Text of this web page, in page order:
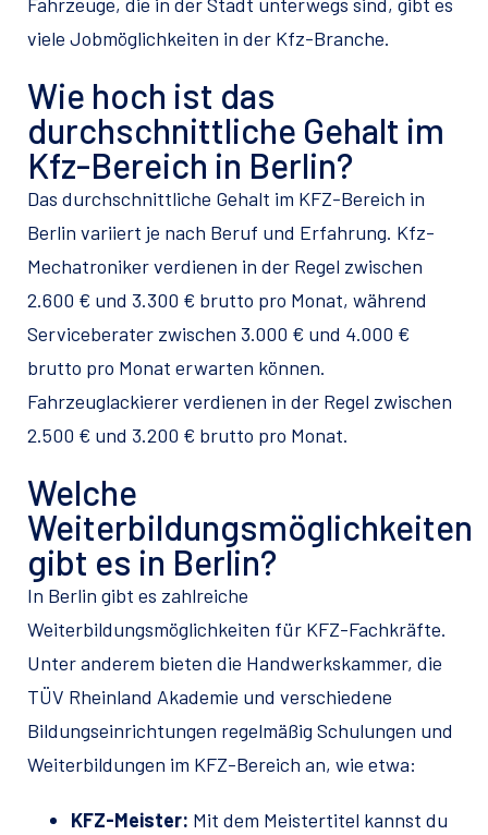
viele Jobmöglichkeiten in der Kfz-Branche.
Wie hoch ist das
durchschnittliche Gehalt im
Kfz-Bereich in Berlin?
Das durchschnittliche Gehalt im KFZ-Bereich in
Berlin variiert je nach Beruf und Erfahrung. Kfz-
Mechatroniker verdienen in der Regel zwischen
2.600 € und 3.300 € brutto pro Monat, während
Serviceberater zwischen 3.000 € und 4.000 €
brutto pro Monat erwarten können.
Fahrzeuglackierer verdienen in der Regel zwischen
2.500 € und 3.200 € brutto pro Monat.
Welche
Weiterbildungsmöglichkeiten
gibt es in Berlin?
In Berlin gibt es zahlreiche
Weiterbildungsmöglichkeiten für KFZ-Fachkräfte.
Unter anderem bieten die Handwerkskammer, die
TÜV Rheinland Akademie und verschiedene
Bildungseinrichtungen regelmäßig Schulungen und
Weiterbildungen im KFZ-Bereich an, wie etwa:
KFZ-Meister: Mit dem Meistertitel kannst du